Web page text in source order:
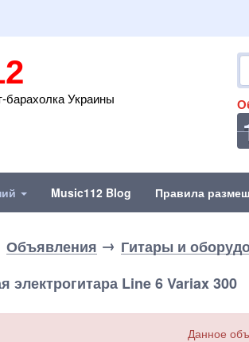
барахолка Украины
Music112 Blog Правила
Объявления Гитары и
Line 6 Variax 300
Данное